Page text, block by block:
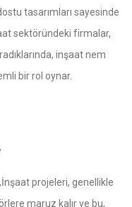
tasarımları sayesinde
sektöründeki firmalar,
inşaat nem
bir rol oynar.
İnşaat projeleri, genellikle
maruz kalır ve bu,